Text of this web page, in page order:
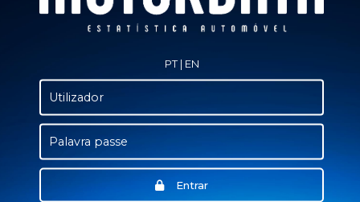
PT| EN
Entrar